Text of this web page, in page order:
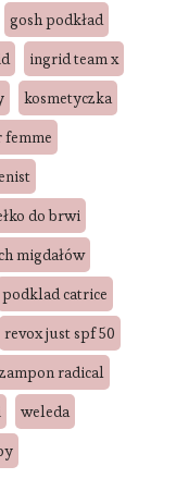
gosh podkład
ingrid team x
kosmetyczka
femme
do brwi
migdałów
podklad catrice
revox just spf 50
radical
weleda